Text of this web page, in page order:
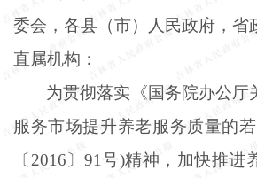
委会，各县（市）人民政府，省
直属机构：
为贯彻落实《国务院办公厅
服务市场提升养老服务质量的
〔2016〕91号)精神，加快推进